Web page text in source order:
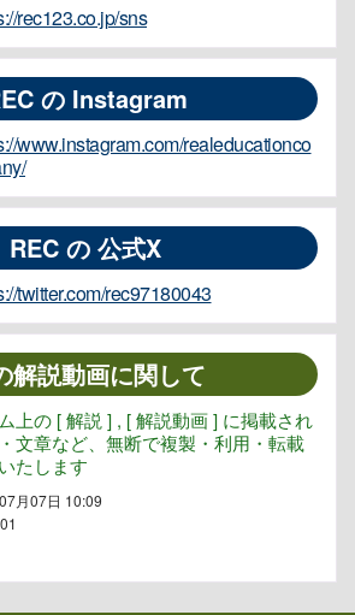
rec123.co.jp/sns
の Instagram
www.instagram.com/realeducationco
REC の 公式X
twitter.com/rec97180043
解説動画に関して
上の [ 解説 ] , [ 解説動画 ] に掲載され
文章など、無断で複製・利用・転載
たします
月07日 10:09